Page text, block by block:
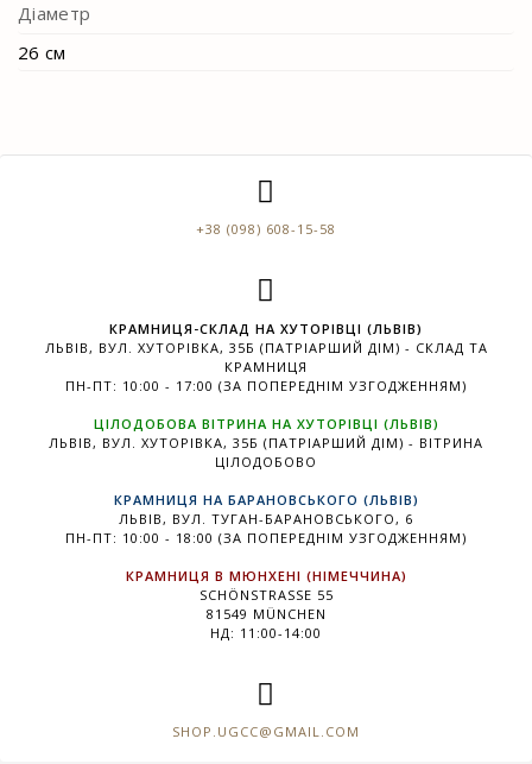
Діаметр
26 см
+38 (098) 608-15-58
КРАМНИЦЯ-СКЛАД НА ХУТОРІВЦІ (ЛЬВІВ)
ЛЬВІВ, ВУЛ. ХУТОРІВКА, 35Б (ПАТРІАРШИЙ ДІМ) - СКЛАД ТА
КРАМНИЦЯ
ПН-ПТ: 10:00 - 17:00 (ЗА ПОПЕРЕДНІМ УЗГОДЖЕННЯМ)
ЦІЛОДОБОВА ВІТРИНА НА ХУТОРІВЦІ (ЛЬВІВ)
ЛЬВІВ, ВУЛ. ХУТОРІВКА, 35Б (ПАТРІАРШИЙ ДІМ) - ВІТРИНА
ЦІЛОДОБОВО
КРАМНИЦЯ НА БАРАНОВСЬКОГО (ЛЬВІВ)
ЛЬВІВ, ВУЛ. ТУГАН-БАРАНОВСЬКОГО, 6
ПН-ПТ: 10:00 - 18:00 (ЗА ПОПЕРЕДНІМ УЗГОДЖЕННЯМ)
КРАМНИЦЯ В МЮНХЕНІ (НІМЕЧЧИНА)
SCHÖNSTRASSE 55
81549 MÜNCHEN
НД: 11:00-14:00
SHOP.UGCC@GMAIL.COM